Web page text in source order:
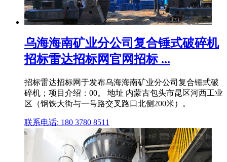
乌海海南矿业分公司复合锤式破碎机
招标雷达招标网官网招标 ...
招标雷达招标网于发布乌海海南矿业分公司复合锤式破
碎机；项目介绍：00。 地址 内蒙古包头市昆区河西工业
区（钢铁大街与一号路交叉路口北侧200米）。
联系电话: 180 3780 8511